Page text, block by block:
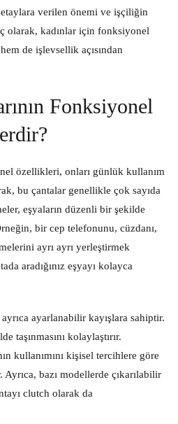
verilen önemi ve işçiliğin
olarak, kadınlar için fonksiyonel
de işlevsellik açısından
Fonksiyonel
özellikleri, onları günlük kullanım
bu çantalar genellikle çok sayıda
eşyaların düzenli bir şekilde
bir cep telefonunu, cüzdanı,
ayrı ayrı yerleştirmek
aradığınız eşyayı kolayca
ayarlanabilir kayışlara sahiptir.
taşınmasını kolaylaştırır.
kullanımını kişisel tercihlere göre
bazı modellerde çıkarılabilir
clutch olarak da